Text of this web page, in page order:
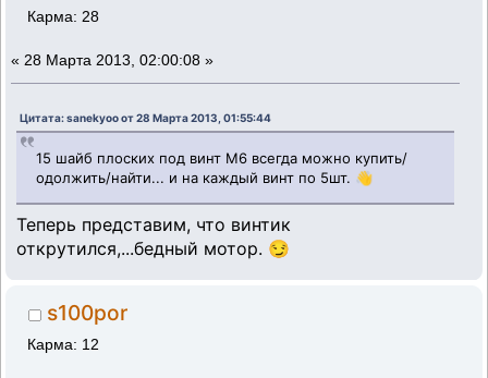
Карма: 28
« 28 Марта 2013, 02:00:08 »
Цитата: sanekyoo от 28 Марта 2013, 01:55:44
15 шайб плоских под винт М6 всегда можно купить/
одолжить/найти... и на каждый винт по 5шт. 👋
Теперь представим, что винтик
открутился,...бедный мотор. 😏
s100por
Карма: 12